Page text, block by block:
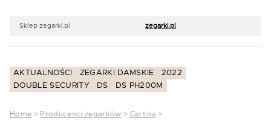
Sklep zegarki.pl zegarki.pl
AKTUALNOŚCI ZEGARKI DAMSKIE
2022
DOUBLE SECURITY
DS DS PH200M
Home > Producenci zegarków > Certina >